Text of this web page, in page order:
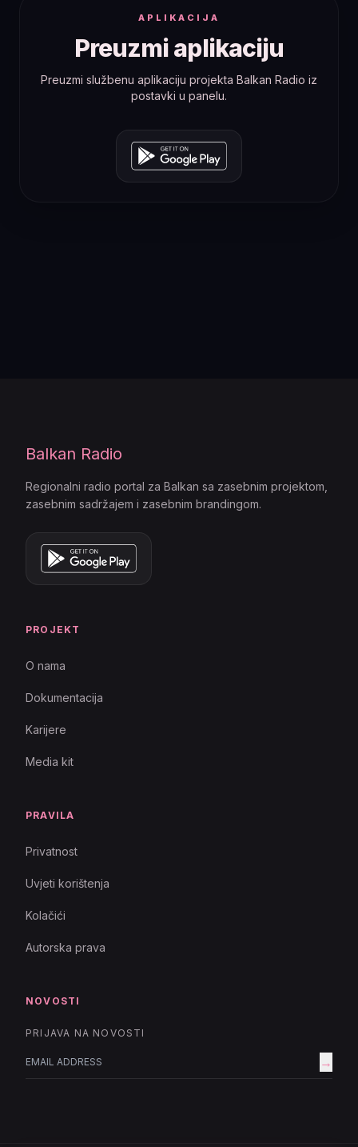
APLIKACIJA
Preuzmi aplikaciju
Preuzmi službenu aplikaciju projekta Balkan Radio iz
postavki u panelu.
Balkan Radio
Regionalni radio portal za Balkan sa zasebnim projektom,
zasebnim sadržajem i zasebnim brandingom.
PROJEKT
O nama
Dokumentacija
Karijere
Media kit
PRAVILA
Privatnost
Uvjeti korištenja
Kolačići
Autorska prava
NOVOSTI
PRIJAVA NA NOVOSTI
→